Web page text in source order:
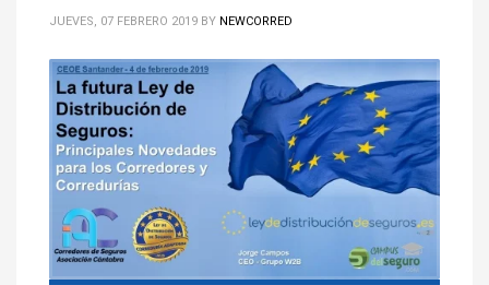
JUEVES, 07 FEBRERO 2019 BY NEWCORRED